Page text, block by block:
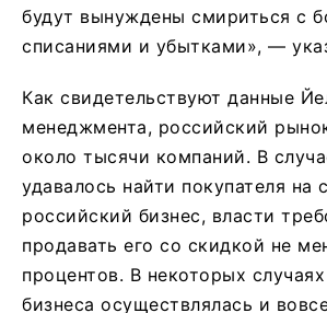
будут вынуждены смириться с
списаниями и убытками», —
Как свидетельствуют данные
менеджмента, российский
около тысячи компаний. В
удавалось найти покупателя на
российский бизнес, власти
продавать его со скидкой не
процентов. В некоторых
бизнеса осуществлялась и